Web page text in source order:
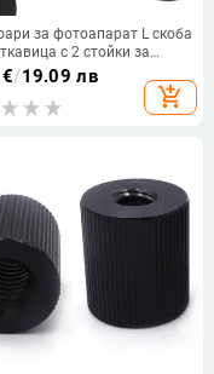
за фотоапарат L скоба
с 2 стойки за
обувка за видеокамера
Dslr
Nikon/Sony/Yongnuo/
€/19.09 лв
add_shopping_cart